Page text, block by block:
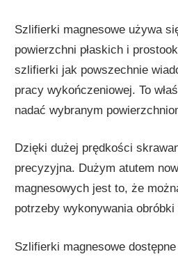
Szlifierki magnesowe używa
powierzchni płaskich i
szlifierki jak powszechnie
pracy wykończeniowej. To
nadać wybranym
Dzięki dużej prędkości
precyzyjna. Dużym atutem
magnesowych jest to, że
potrzeby wykonywania obróbki
Szlifierki magnesowe